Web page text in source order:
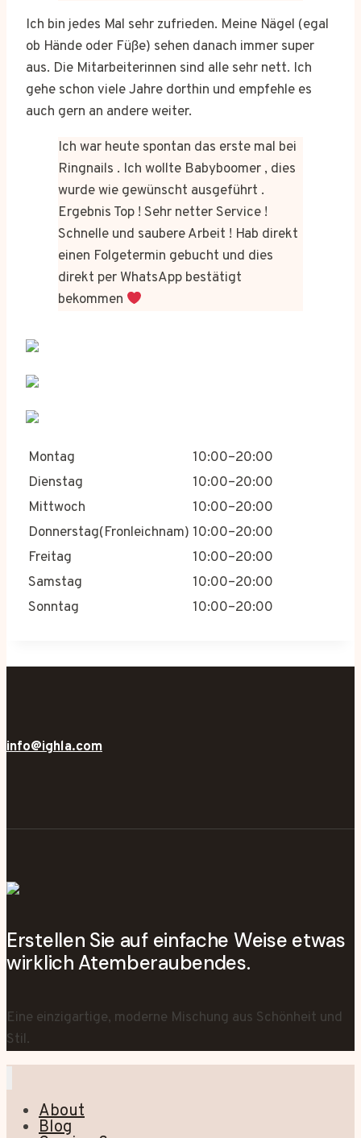
Ich bin jedes Mal sehr zufrieden. Meine Nägel (egal
ob Hände oder Füße) sehen danach immer super
aus. Die Mitarbeiterinnen sind alle sehr nett. Ich
gehe schon viele Jahre dorthin und empfehle es
auch gern an andere weiter.
Ich war heute spontan das erste mal bei
Ringnails . Ich wollte Babyboomer , dies
wurde wie gewünscht ausgeführt .
Ergebnis Top ! Sehr netter Service !
Schnelle und saubere Arbeit ! Hab direkt
einen Folgetermin gebucht und dies
direkt per WhatsApp bestätigt
bekommen
Montag
10:00–20:00
Dienstag
10:00–20:00
Mittwoch
10:00–20:00
Donnerstag(Fronleichnam) 10:00–20:00
Freitag
10:00–20:00
Samstag
10:00–20:00
Sonntag
10:00–20:00
info@ighla.com
Erstellen Sie auf einfache Weise etwas
wirklich Atemberaubendes.
Eine einzigartige, moderne Mischung aus Schönheit und
Stil.
About
Blog